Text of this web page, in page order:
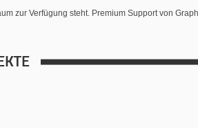
zur Verfügung steht. Premium Support von